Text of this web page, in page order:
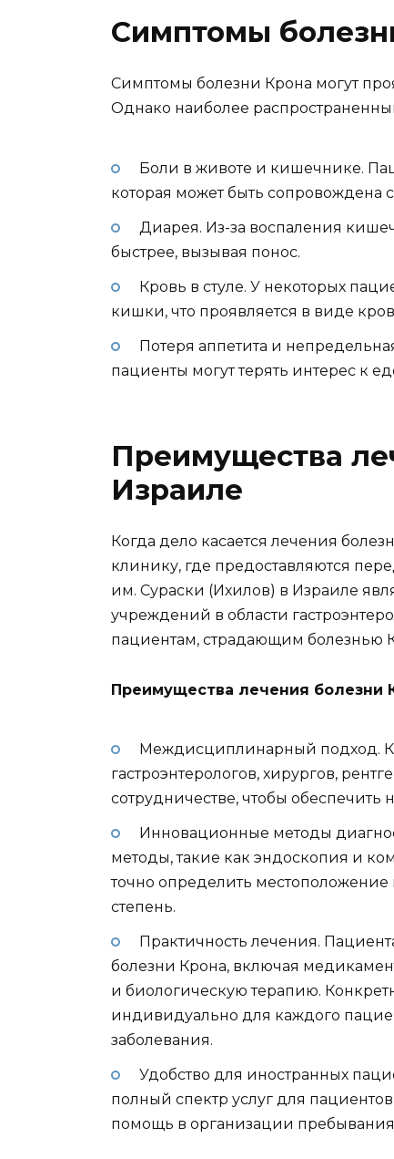
Симптомы
Симптомы болезни Крона могут
Однако наиболее
Боли в животе и кишечнике.
которая может быть сопровождена
Диарея. Из-за воспаления
быстрее, вызывая понос.
Кровь в стуле. У некоторых
кишки, что проявляется в виде
Потеря аппетита и
пациенты могут терять интерес к
Преимущества
Израиле
Когда дело касается лечения
клинику, где предоставляются
им. Сураски (Ихилов) в Израиле
учреждений в области
пациентам, страдающим болезнью
Преимущества лечения болезни
Междисциплинарный подход.
гастроэнтерологов, хирургов,
сотрудничестве, чтобы обеспечить
Инновационные методы
методы, такие как эндоскопия и
точно определить местоположение
степень.
Практичность лечения.
болезни Крона, включая
и биологическую терапию.
индивидуально для каждого
заболевания.
Удобство для иностранных
полный спектр услуг для
помощь в организации